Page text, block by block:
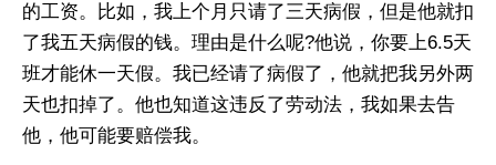
的工资。比如，我上个月只请了三天病假，但是他就扣
了我五天病假的钱。理由是什么呢?他说，你要上6.5天
班才能休一天假。我已经请了病假了，他就把我另外两
天也扣掉了。他也知道这违反了劳动法，我如果去告
他，他可能要赔偿我。